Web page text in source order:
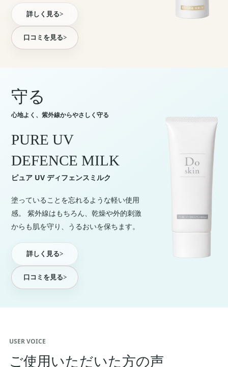
詳しく見る>
口コミを見る>
守る
心地よく、紫外線からやさしく守る
PURE UV
DEFENCE MILK
ピュア UV ディフェンスミルク
塗っていることを忘れるような軽い使用
感。 紫外線はもちろん、乾燥や外的刺激
からも肌を守り、うるおいを保ちます。
詳しく見る>
口コミを見る>
USER VOICE
ご使用いただいた方の声